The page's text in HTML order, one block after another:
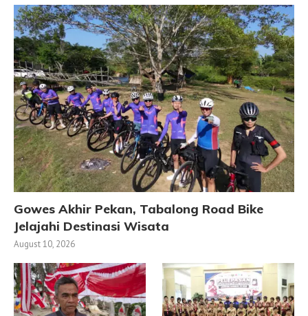
Gowes Akhir Pekan, Tabalong Road Bike
Jelajahi Destinasi Wisata
August 10, 2026